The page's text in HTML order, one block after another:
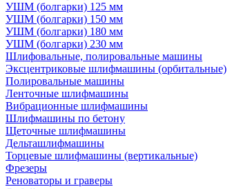
УШМ (болгарки) 125 мм
УШМ (болгарки) 150 мм
УШМ (болгарки) 180 мм
УШМ (болгарки) 230 мм
Шлифовальные, полировальные машины
Эксцентриковые шлифмашины (орбитальные)
Полировальные машины
Ленточные шлифмашины
Вибрационные шлифмашины
Шлифмашины по бетону
Щеточные шлифмашины
Дельташлифмашины
Торцевые шлифмашины (вертикальные)
Фрезеры
Реноваторы и граверы